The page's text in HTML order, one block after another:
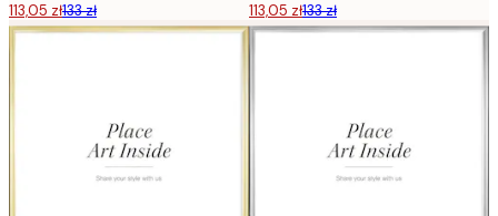
113,05 zł133 zł 113,05 zł133 zł